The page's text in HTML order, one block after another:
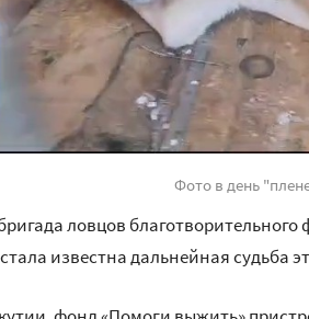
Фото в день
ловцов
известна дальнейная судьба